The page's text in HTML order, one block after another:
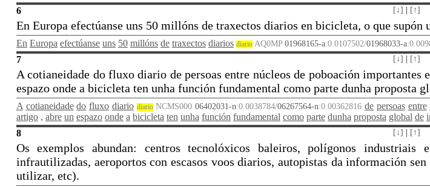
6
[↓] [↑]
En Europa efectúanse uns 50 millóns de traxectos diarios en bicicleta, o que supón
En Europa efectúanse uns 50 millóns de traxectos diarios diarioAQ0MP 01968165-a:0.0107502/01968033-a
7
[↓] [↑]
A cotianeidade do fluxo diario de persoas entre núcleos de poboación
espazo onde a bicicleta ten unha función fundamental como parte dunha proposta
A cotianeidade do fluxo diario diarioNCMS00006402031-n:0.0038784/06267564-n:0.00362816 de persoas entre
artigo , abre un espazo onde a bicicleta ten unha función fundamental como parte dunha proposta global de
8
[↓] [↑]
Os exemplos abundan: centros tecnolóxicos baleiros, polígonos industriais
infrautilizadas, aeroportos con escasos voos diarios, autopistas da información
utilizar, etc).